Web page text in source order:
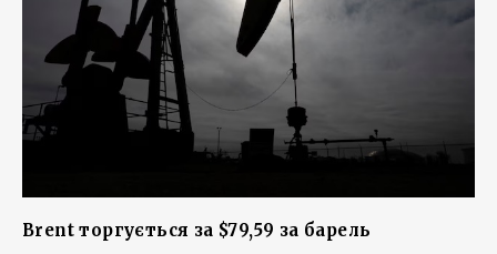
Brent торгується за $79,59 за барель